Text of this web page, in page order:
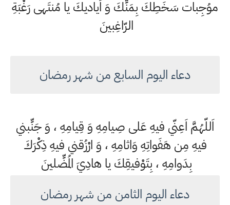
موُجِبات سَخَطِكَ بِمَنِّكَ وَ اَياديكَ يا مُنتَهى رَغْبَةِ
الرّاغِبينَ
دعاء اليوم السابع من شهر رمضان
اَللّهُمَّ اَعِنّي فيهِ عَلى صِيامِهِ وَ قِيامِهِ ، وَ جَنِّبني
فيهِ مِن هَفَواتِهِ وَاثامِهِ ، وَ ارْزُقني فيهِ ذِكْرَكَ
بِدَوامِهِ ، بِتَوْفيقِكَ يا هادِيَ المُضِّلينَ
دعاء اليوم الثامن من شهر رمضان